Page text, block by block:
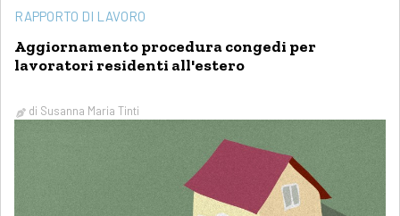
RAPPORTO DI LAVORO
Aggiornamento procedura congedi per
lavoratori residenti all'estero
di Susanna Maria Tinti